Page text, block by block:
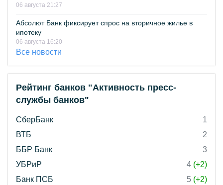
06 августа 21:27
Абсолют Банк фиксирует спрос на вторичное жилье в
ипотеку
06 августа 16:20
Все новости
Рейтинг банков "Активность пресс-
службы банков"
СберБанк
1
ВТБ
2
ББР Банк
3
УБРиР
4 (+2)
Банк ПСБ
5 (+2)